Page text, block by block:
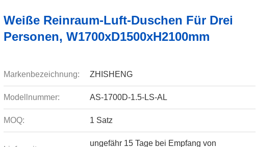
Weiße Reinraum-Luft-Duschen Für Drei
Personen, W1700xD1500xH2100mm
Markenbezeichnung: ZHISHENG
Modellnummer: AS-1700D-1.5-LS-AL
MOQ: 1 Satz
ungefähr 15 Tage bei Empfang von